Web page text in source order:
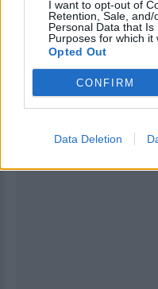
I want to opt-out of
Retention, Sale,
Personal Data that
Purposes for which it
Opted Out
CONFIRM
Data Deletion